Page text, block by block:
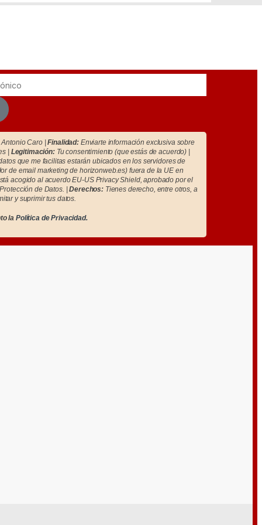
Caro |Finalidad: Enviarte información exclusiva sobre
| Legitimación:Tu consentimiento (que estás de acuerdo) |
que me facilitas estarán ubicados en los servidores de
de email marketing de horizonweb.es) fuera de la UE en
acogido al acuerdo EU-US Privacy Shield, aprobado por el
de Datos. |Derechos: Tienes derecho, entre otros, a
y suprimir tus datos.
la Política de Privacidad.